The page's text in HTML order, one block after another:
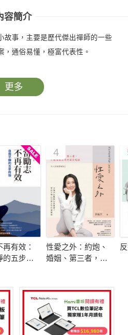
容簡介
故事，主要是歷代傑出禪師的一些
，通俗易懂，極富代表性。
更多
有效：
的五步修
4
性愛之外：約炮、
婚姻、第三者，打